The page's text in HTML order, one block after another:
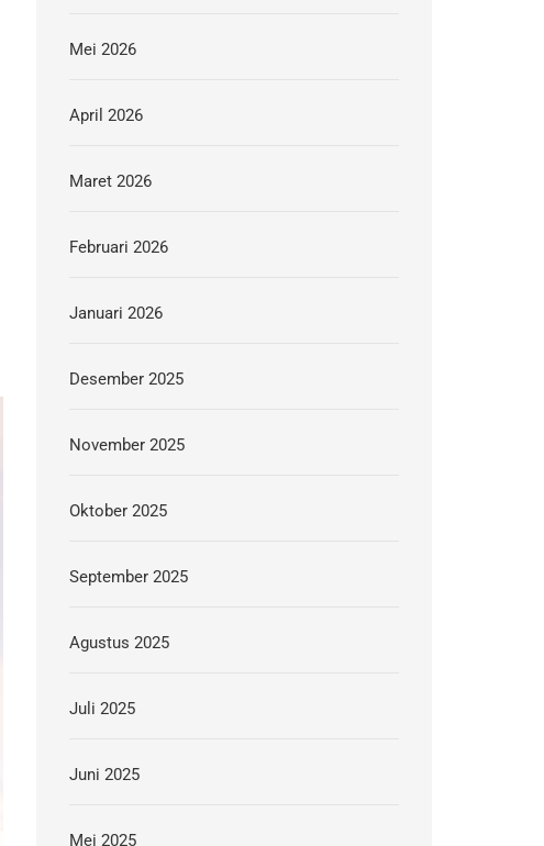
Mei 2026
April 2026
Maret 2026
Februari 2026
Januari 2026
Desember 2025
November 2025
Oktober 2025
September 2025
Agustus 2025
Juli 2025
Juni 2025
Mei 2025